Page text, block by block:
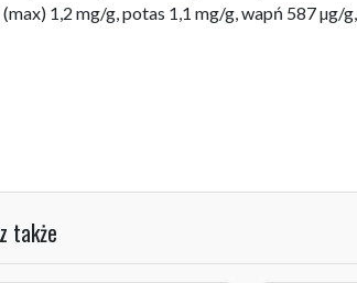
1,2 mg/g, potas 1,1 mg/g, wapń 587 µg/
także